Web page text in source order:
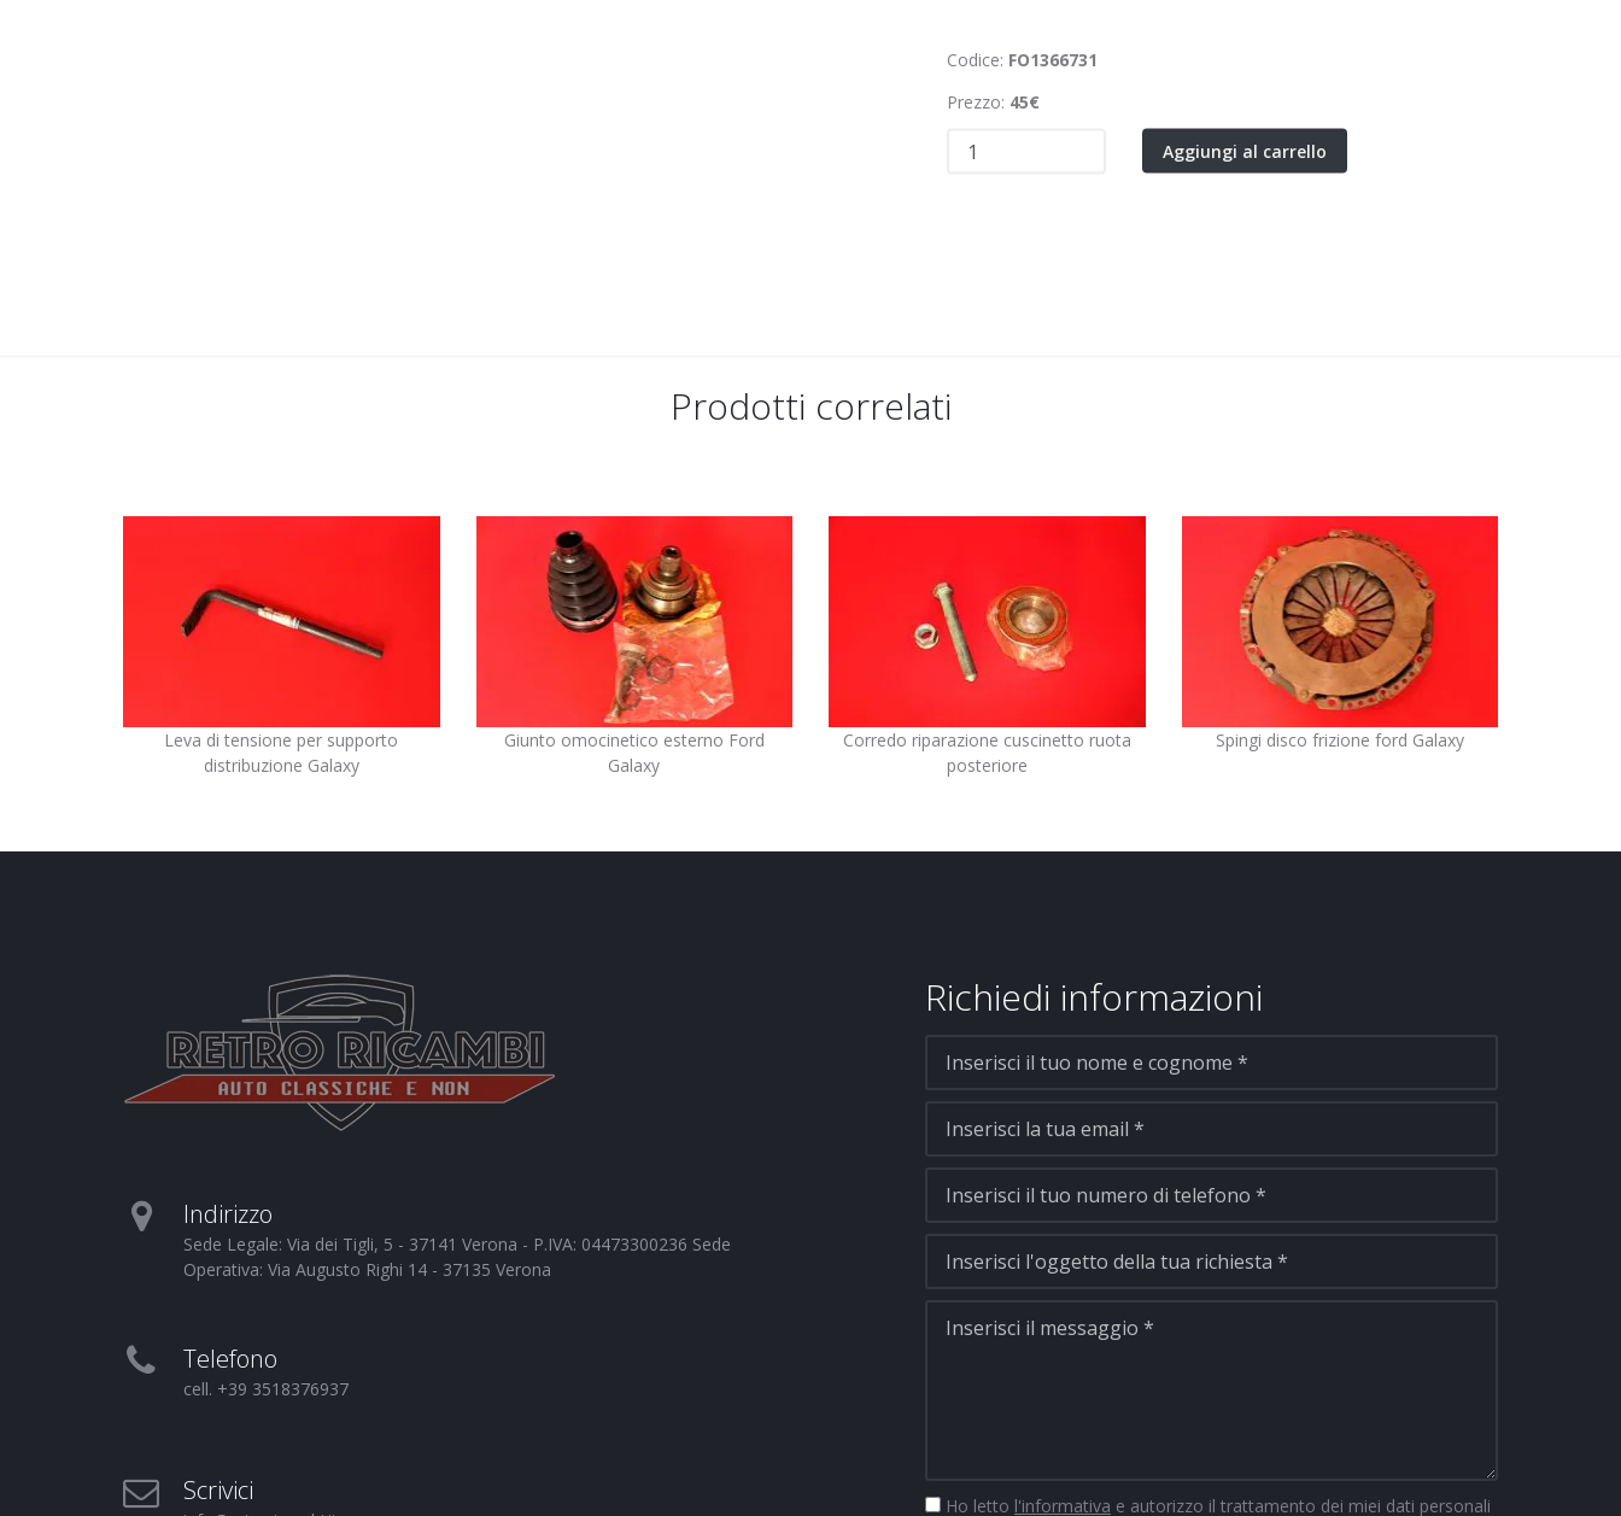
Codice: FO1366731
Prezzo: 45€
Aggiungi al carrello
Prodotti correlati
Leva di tensione per supporto
distribuzione Galaxy
Giunto omocinetico esterno Ford
Galaxy
Corredo riparazione cuscinetto ruota
posteriore
Spingi disco frizione ford Galaxy
Indirizzo
Sede Legale: Via dei Tigli, 5 - 37141 Verona - P.IVA: 04473300236 Sede
Operativa: Via Augusto Righi 14 - 37135 Verona
Telefono
cell. +39 3518376937
Scrivici
Richiedi informazioni
Ho letto l'informativa e autorizzo il trattamento dei miei dati personali